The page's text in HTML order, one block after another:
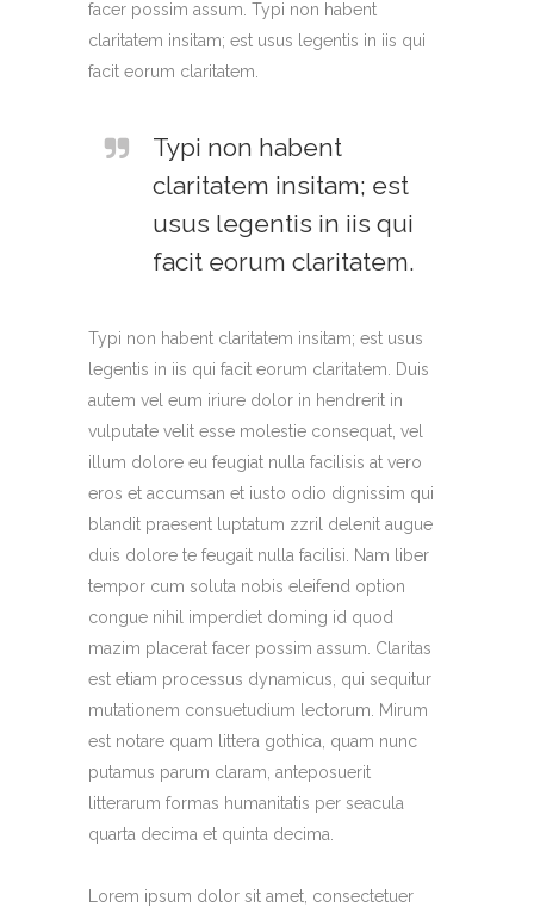
facer possim assum. Typi non habent
claritatem insitam; est usus legentis in iis qui
facit eorum claritatem.
Typi non habent
claritatem insitam; est
usus legentis in iis qui
facit eorum claritatem.
Typi non habent claritatem insitam; est usus
legentis in iis qui facit eorum claritatem. Duis
autem vel eum iriure dolor in hendrerit in
vulputate velit esse molestie consequat, vel
illum dolore eu feugiat nulla facilisis at vero
eros et accumsan et iusto odio dignissim qui
blandit praesent luptatum zzril delenit augue
duis dolore te feugait nulla facilisi. Nam liber
tempor cum soluta nobis eleifend option
congue nihil imperdiet doming id quod
mazim placerat facer possim assum. Claritas
est etiam processus dynamicus, qui sequitur
mutationem consuetudium lectorum. Mirum
est notare quam littera gothica, quam nunc
putamus parum claram, anteposuerit
litterarum formas humanitatis per seacula
quarta decima et quinta decima.
Lorem ipsum dolor sit amet, consectetuer